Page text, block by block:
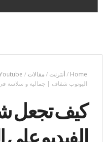
Home
/أنترنت /مقالات /
اليوتوب شفاف | جمالية و سلاسة
كيف تجعل